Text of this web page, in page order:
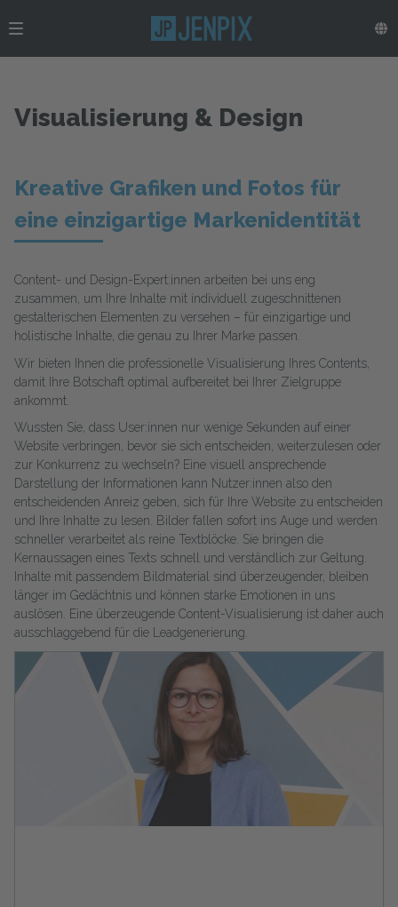
Visualisierung & Design
Kreative Grafiken und Fotos für
eine einzigartige Markenidentität
Content- und Design-Expert:innen arbeiten bei uns eng
zusammen, um Ihre Inhalte mit individuell zugeschnittenen
gestalterischen Elementen zu versehen – für einzigartige und
holistische Inhalte, die genau zu Ihrer Marke passen.
Wir bieten Ihnen die professionelle Visualisierung Ihres Contents,
damit Ihre Botschaft optimal aufbereitet bei Ihrer Zielgruppe
ankommt.
Wussten Sie, dass User:innen nur wenige Sekunden auf einer
Website verbringen, bevor sie sich entscheiden, weiterzulesen oder
zur Konkurrenz zu wechseln? Eine visuell ansprechende
Darstellung der Informationen kann Nutzer:innen also den
entscheidenden Anreiz geben, sich für Ihre Website zu entscheiden
und Ihre Inhalte zu lesen. Bilder fallen sofort ins Auge und werden
schneller verarbeitet als reine Textblöcke. Sie bringen die
Kernaussagen eines Texts schnell und verständlich zur Geltung.
Inhalte mit passendem Bildmaterial sind überzeugender, bleiben
länger im Gedächtnis und können starke Emotionen in uns
auslösen. Eine überzeugende Content-Visualisierung ist daher auch
ausschlaggebend für die Leadgenerierung.